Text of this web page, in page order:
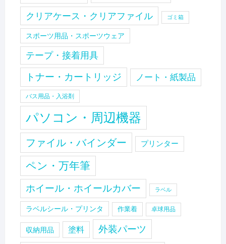
クリアケース・クリアファイル ゴミ箱
スポーツ用品・スポーツウェア
テープ・接着用具
トナー・カートリッジ ノート・紙製品
バス用品・入浴剤
パソコン・周辺機器
ファイル・バインダー プリンター
ペン・万年筆
ホイール・ホイールカバー ラベル
ラベルシール・プリンタ 作業着 卓球用品
収納用品 塗料 外装パーツ